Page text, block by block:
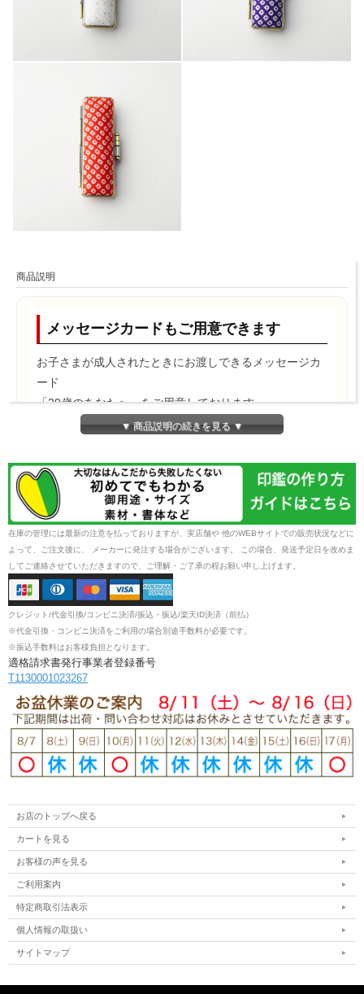
商品説明
メッセージカードもご用意できます
お子さまが成人されたときにお渡しできるメッセージカ
ード
「20歳のあなたへ」をご用意しております。
▼ 商品説明の続きを見る ▼
在庫の管理には最新の注意を払っておりますが、実店舗や 他のWEBサイトでの販売状況などに
よって、ご注文後に、 メーカーに発注する場合がございます。 この場合、発送予定日を改めま
してご連絡させていただきますので、ご理解・ご了承の程お願い申し上げます。
クレジット/代金引換/コンビニ決済/振込・振込/楽天ID決済（前払）
※代金引換・コンビニ決済をご利用の場合別途手数料が必要です。
※振込手数料はお客様負担となります。
適格請求書発行事業者登録番号
T1130001023267
お店のトップへ戻る
カートを見る
お客様の声を見る
ご利用案内
特定商取引法表示
個人情報の取扱い
サイトマップ